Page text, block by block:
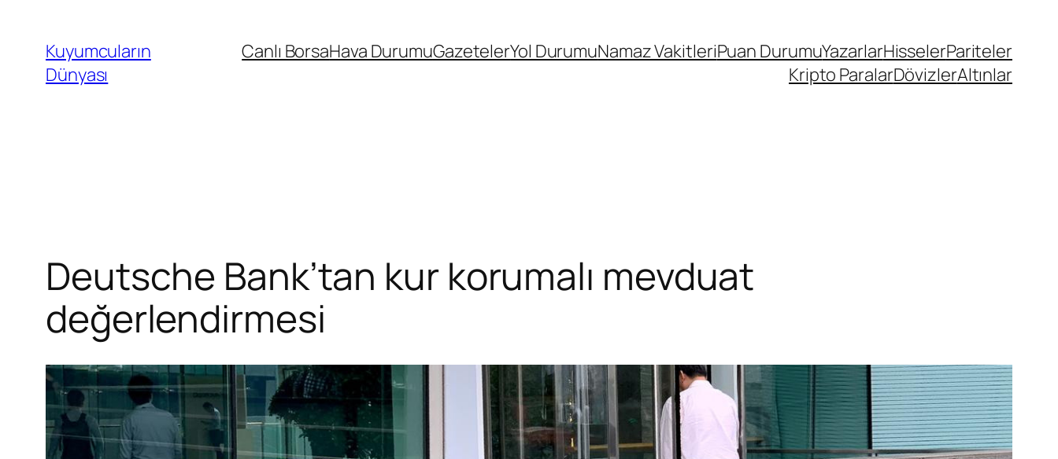
Kuyumcuların
Dünyası
Canlı BorsaHava DurumuGazetelerYol DurumuNamaz VakitleriPuan DurumuYazarlarHisselerPariteler
Kripto ParalarDövizlerAltınlar
Deutsche Bank’tan kur korumalı mevduat
değerlendirmesi